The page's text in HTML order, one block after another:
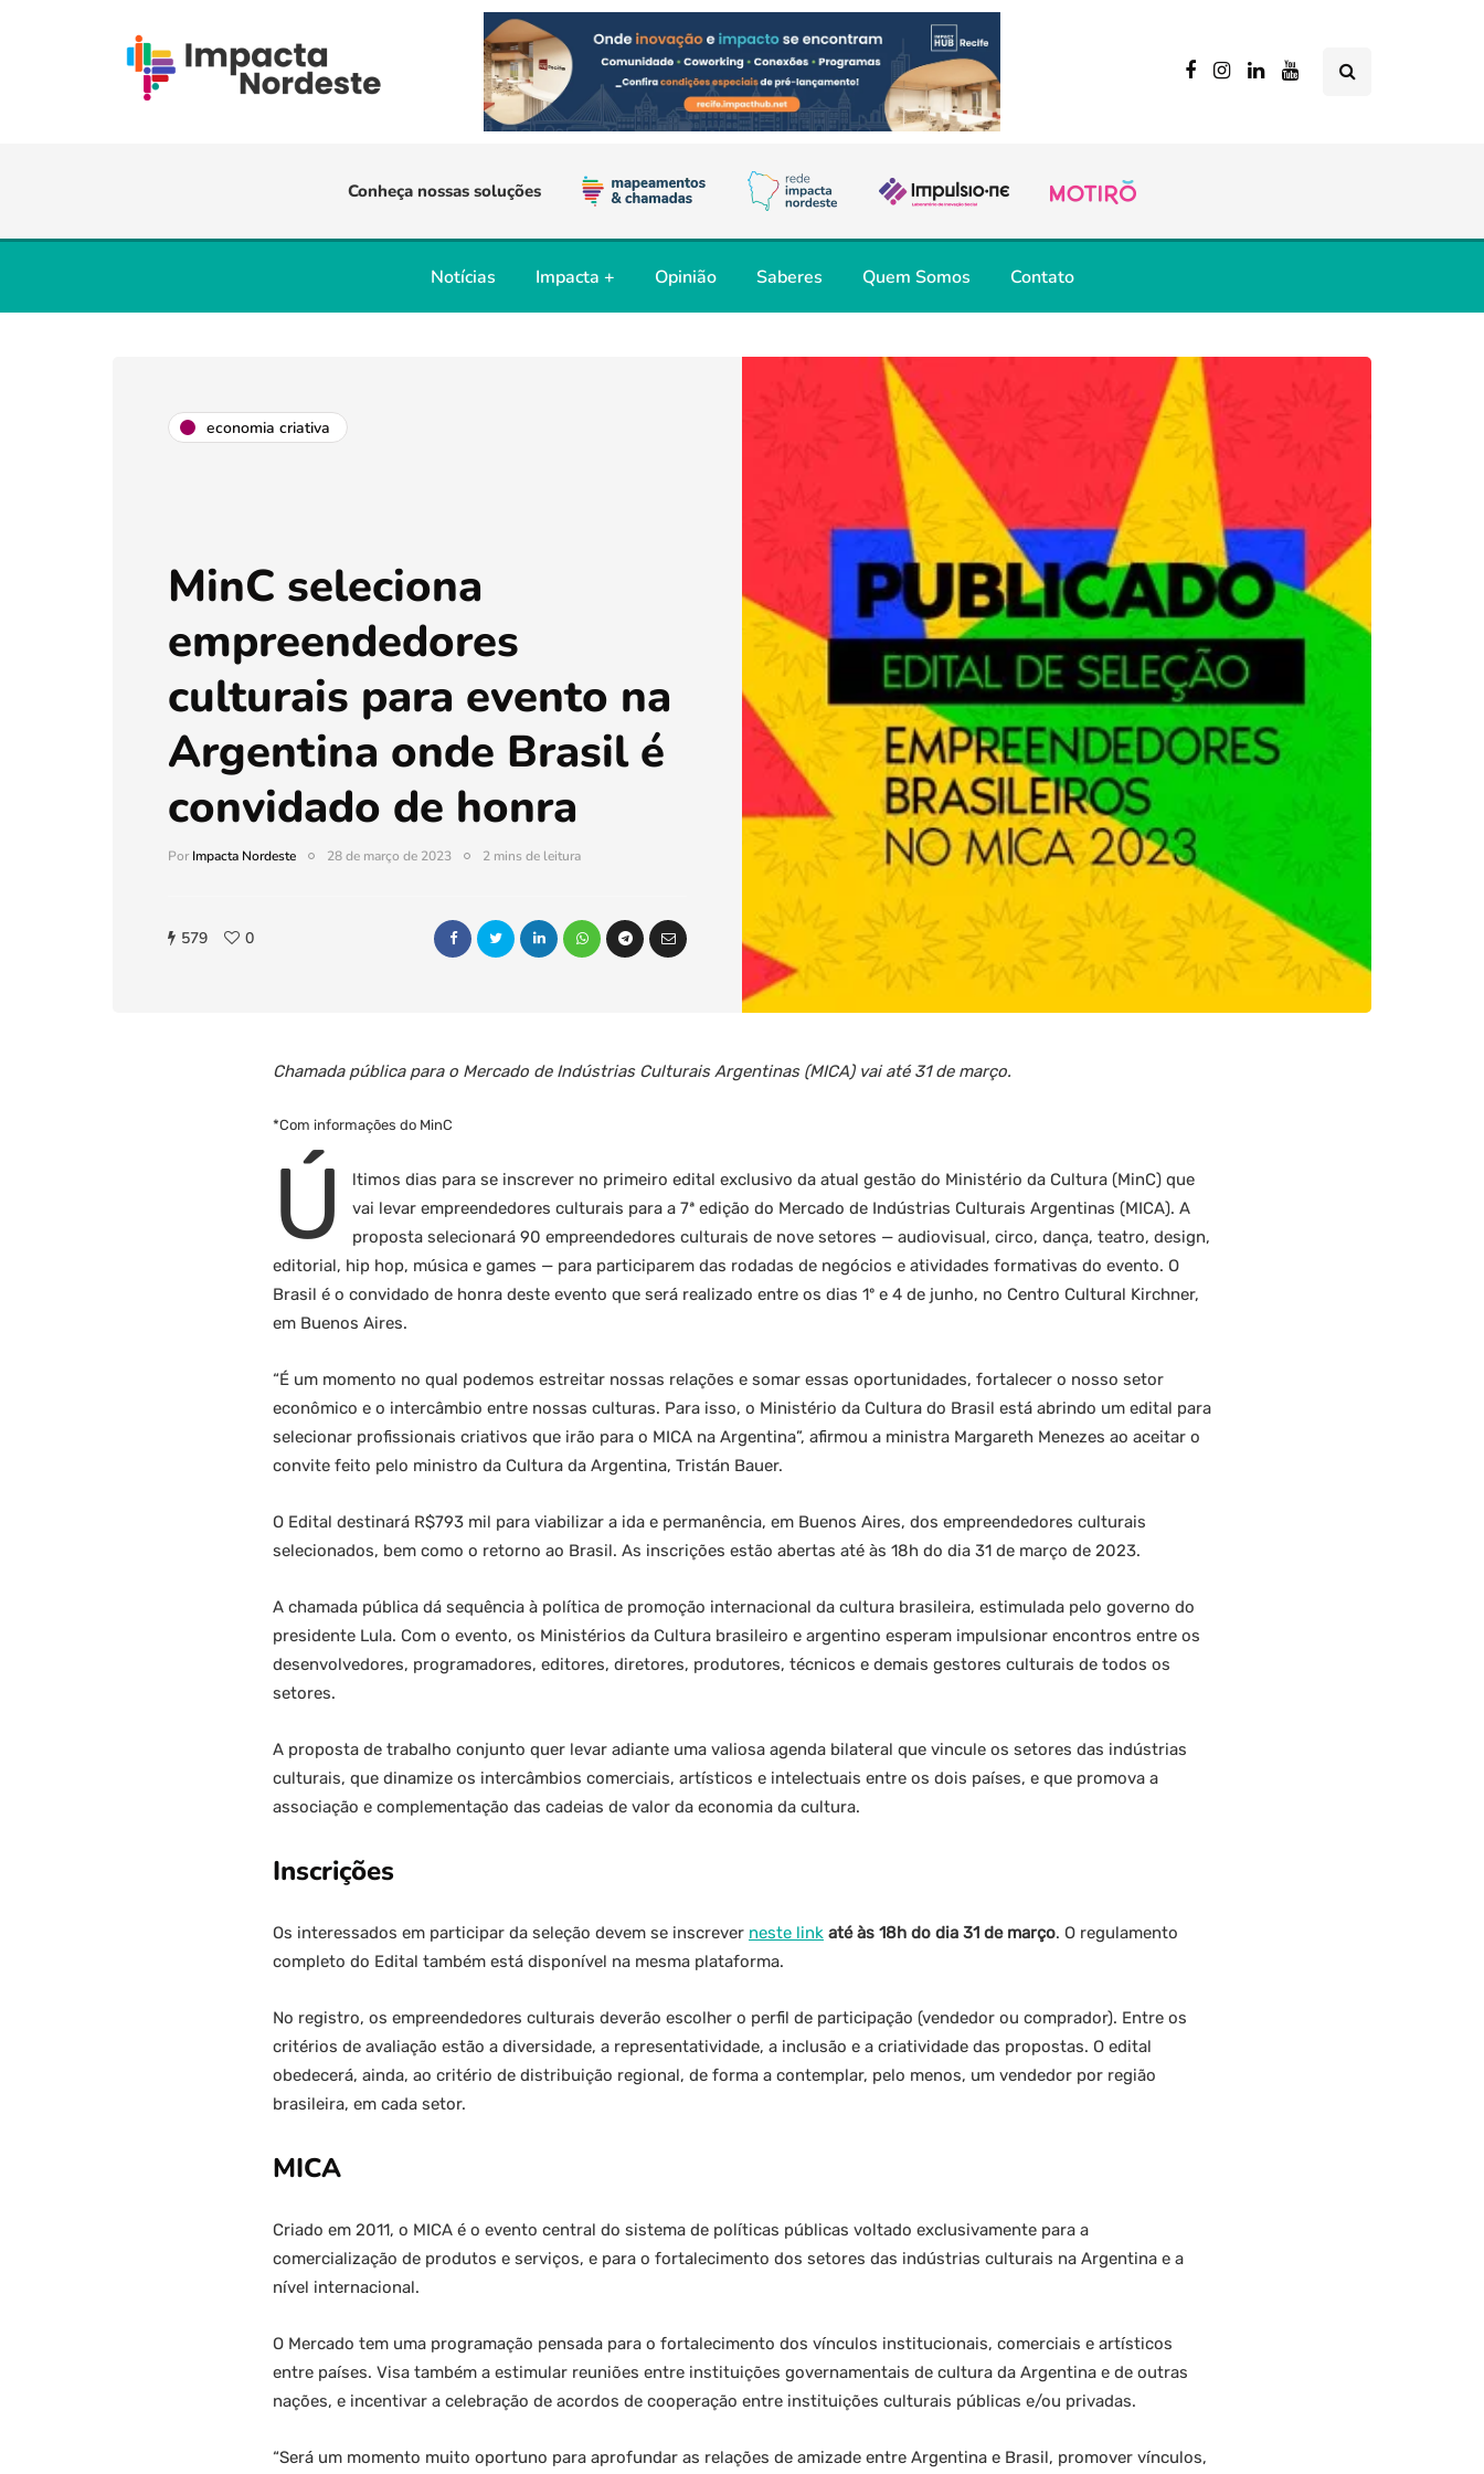
Conheça nossas soluções
Notícias Impacta + Opinião Saberes Quem Somos Contato
economia criativa
MinC seleciona
empreendedores
culturais para evento na
Argentina onde Brasil é
convidado de honra
PorImpacta Nordeste 28 de março de 2023 2 mins de leitura
579 0
Chamada pública para o Mercado de Indústrias Culturais Argentinas (MICA) vai até 31 de março.
*Com informações do MinC
Ú
ltimos dias para se inscrever no primeiro edital exclusivo da atual gestão do Ministério da Cultura (MinC) que
vai levar empreendedores culturais para a 7ª edição do Mercado de Indústrias Culturais Argentinas (MICA). A
proposta selecionará 90 empreendedores culturais de nove setores — audiovisual, circo, dança, teatro, design,
editorial, hip hop, música e games — para participarem das rodadas de negócios e atividades formativas do evento. O
Brasil é o convidado de honra deste evento que será realizado entre os dias 1º e 4 de junho, no Centro Cultural Kirchner,
em Buenos Aires.
“É um momento no qual podemos estreitar nossas relações e somar essas oportunidades, fortalecer o nosso setor
econômico e o intercâmbio entre nossas culturas. Para isso, o Ministério da Cultura do Brasil está abrindo um edital para
selecionar profissionais criativos que irão para o MICA na Argentina”, afirmou a ministra Margareth Menezes ao aceitar o
convite feito pelo ministro da Cultura da Argentina, Tristán Bauer.
O Edital destinará R$793 mil para viabilizar a ida e permanência, em Buenos Aires, dos empreendedores culturais
selecionados, bem como o retorno ao Brasil. As inscrições estão abertas até às 18h do dia 31 de março de 2023.
A chamada pública dá sequência à política de promoção internacional da cultura brasileira, estimulada pelo governo do
presidente Lula. Com o evento, os Ministérios da Cultura brasileiro e argentino esperam impulsionar encontros entre os
desenvolvedores, programadores, editores, diretores, produtores, técnicos e demais gestores culturais de todos os
setores.
A proposta de trabalho conjunto quer levar adiante uma valiosa agenda bilateral que vincule os setores das indústrias
culturais, que dinamize os intercâmbios comerciais, artísticos e intelectuais entre os dois países, e que promova a
associação e complementação das cadeias de valor da economia da cultura.
Inscrições
Os interessados em participar da seleção devem se inscrever neste link até às 18h do dia 31 de março. O regulamento
completo do Edital também está disponível na mesma plataforma.
No registro, os empreendedores culturais deverão escolher o perfil de participação (vendedor ou comprador). Entre os
critérios de avaliação estão a diversidade, a representatividade, a inclusão e a criatividade das propostas. O edital
obedecerá, ainda, ao critério de distribuição regional, de forma a contemplar, pelo menos, um vendedor por região
brasileira, em cada setor.
MICA
Criado em 2011, o MICA é o evento central do sistema de políticas públicas voltado exclusivamente para a
comercialização de produtos e serviços, e para o fortalecimento dos setores das indústrias culturais na Argentina e a
nível internacional.
O Mercado tem uma programação pensada para o fortalecimento dos vínculos institucionais, comerciais e artísticos
entre países. Visa também a estimular reuniões entre instituições governamentais de cultura da Argentina e de outras
nações, e incentivar a celebração de acordos de cooperação entre instituições culturais públicas e/ou privadas.
“Será um momento muito oportuno para aprofundar as relações de amizade entre Argentina e Brasil, promover vínculos,